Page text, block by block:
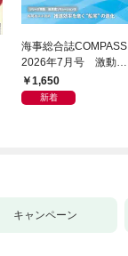
海事総合誌COMPASS
2026年7月号 激動の
時代の海運経営 主要
邦船社トップに聞く
1,650
新着
キャンペーン